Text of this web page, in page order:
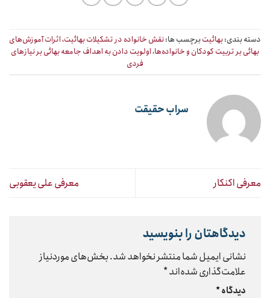
دسته بندی:بهائیتبرچسب ها:نقش خانواده در تشکیلات بهائیت، اثرات آموزش‌های
بهائی بر تربیت کودکان و خانواده‌ها، اولویت دادن به اهداف جامعه بهائی بر نیازهای
فردی
سراب حقیقت
معرفی اکنکار معرفی علی یعقوبی
دیدگاهتان را بنویسید
نشانی ایمیل شما منتشر نخواهد شد.بخش‌های موردنیاز
علامت‌گذاری شده‌اند*
دیدگاه*